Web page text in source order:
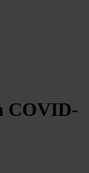
COVID-